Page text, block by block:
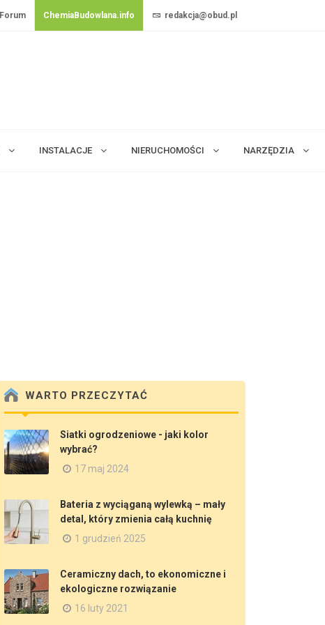
Forum ChemiaBudowlana.info redakcja@obud.pl
INSTALACJE NIERUCHOMOŚCI NARZĘDZIA
WARTO PRZECZYTAĆ
Siatki ogrodzeniowe - jaki kolor
wybrać?
17 maj 2024
Bateria z wyciąganą wylewką – mały
detal, który zmienia całą kuchnię
1 grudzień 2025
Ceramiczny dach, to ekonomiczne i
ekologiczne rozwiązanie
16 luty 2021